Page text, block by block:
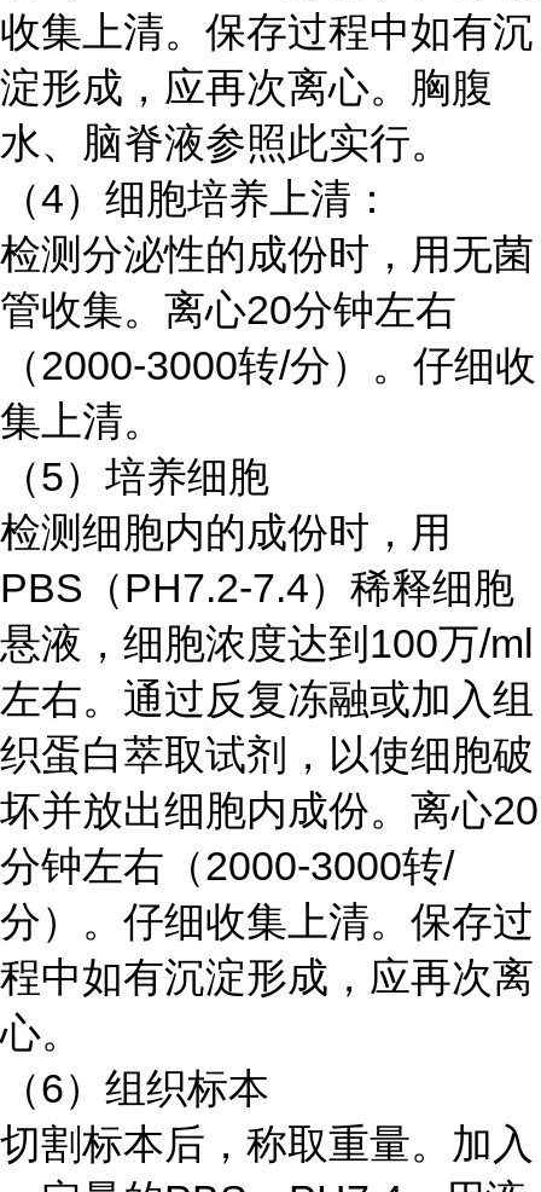
收集上清。保存过程中如有沉
淀形成，应再次离心。胸腹
水、脑脊液参照此实行。
（4）细胞培养上清：
检测分泌性的成份时，用无菌
管收集。离心20分钟左右
（2000-3000转/分）。仔细收
集上清。
（5）培养细胞
检测细胞内的成份时，用
PBS（PH7.2-7.4）稀释细胞
悬液，细胞浓度达到100万/ml
左右。通过反复冻融或加入组
织蛋白萃取试剂，以使细胞破
坏并放出细胞内成份。离心20
分钟左右（2000-3000转/
分）。仔细收集上清。保存过
程中如有沉淀形成，应再次离
心。
（6）组织标本
切割标本后，称取重量。加入